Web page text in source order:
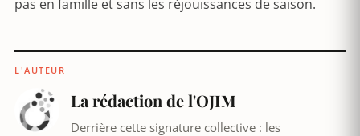
pas en famille et sans les réjouissances de saison.
L'AUTEUR
La rédaction de l'OJIM
Derrière cette signature collective : les